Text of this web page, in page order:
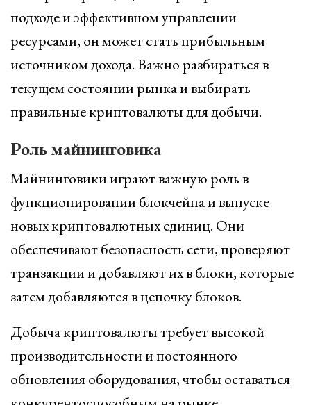
подходе и эффективном управлении
ресурсами, он может стать прибыльным
источником дохода. Важно разбираться в
текущем состоянии рынка и выбирать
правильные криптовалюты для добычи.
Роль майнинговика
Майнинговики играют важную роль в
функционировании блокчейна и выпуске
новых криптовалютных единиц. Они
обеспечивают безопасность сети, проверяют
транзакции и добавляют их в блоки, которые
затем добавляются в цепочку блоков.
Добыча криптовалюты требует высокой
производительности и постоянного
обновления оборудования, чтобы оставаться